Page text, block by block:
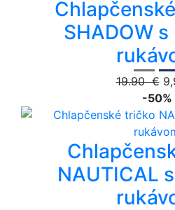
SHADOW
19.90 €
-50%
NAUTICAL